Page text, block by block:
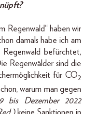
Regenwald“ haben wir
damals habe ich am
befürchtet,
Regenwälder sind die
für CO2
warum man gegen
bis Dezember 2022